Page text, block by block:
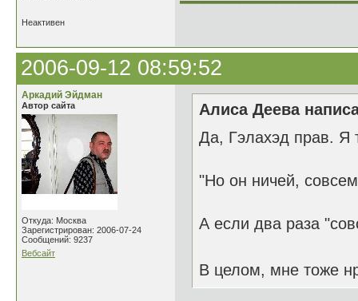
Неактивен
2006-09-12 08:59:52
Аркадий Эйдман
Автор сайта
Откуда: Москва
Зарегистрирован: 2006-07-24
Сообщений: 9237
Вебсайт
Алиса Деева
Да, Гэлахэд прав. Я
"Но он ничей,
А если два раза
В целом, мне тоже